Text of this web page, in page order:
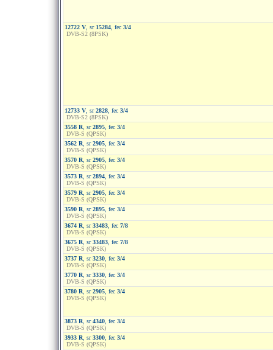
12722 V , sr 15284 , fec 3/4
DVB-S2 (8PSK)
12733 V , sr2828 , fec 3/4
DVB-S2 (8PSK)
3558 R , sr2895 , fec 3/4
DVB-S (QPSK)
3562 R , sr2905 , fec 3/4
DVB-S (QPSK)
3570 R , sr2905 , fec 3/4
DVB-S (QPSK)
3573 R , sr2894 , fec 3/4
DVB-S (QPSK)
3579 R , sr2905 , fec 3/4
DVB-S (QPSK)
3590 R , sr2895 , fec 3/4
DVB-S (QPSK)
3674 R , sr33483 , fec 7/8
DVB-S (QPSK)
3675 R , sr33483 , fec 7/8
DVB-S (QPSK)
3737 R , sr3230 , fec 3/4
DVB-S (QPSK)
3770 R , sr3330 , fec 3/4
DVB-S (QPSK)
3780 R , sr2905 , fec 3/4
DVB-S (QPSK)
3873 R , sr4340 , fec 3/4
DVB-S (QPSK)
3933 R , sr3300 , fec 3/4
DVB-S (QPSK)